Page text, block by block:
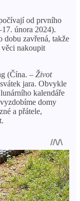
od prvního
února 2024).
dobu zavřená, takže
nakoupit
(Čína. – Život
jara. Obvykle
kalendáře
domy
a přátele,